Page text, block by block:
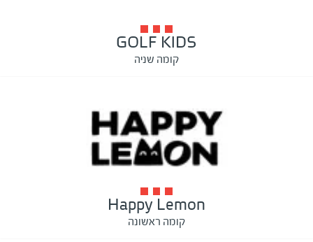
GOLF KIDS
קומה שניה
Happy Lemon
קומה ראשונה